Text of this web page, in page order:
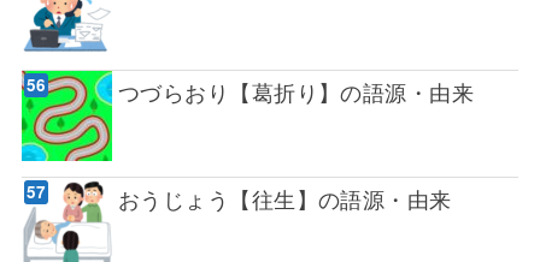
つづらおり【葛折り】の語源・由来
おうじょう【往生】の語源・由来